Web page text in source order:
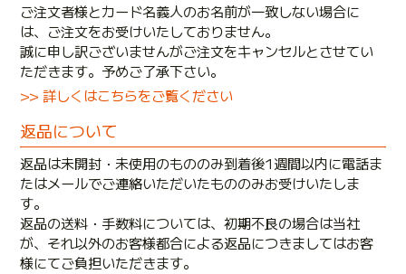
ご注文者様とカード名義人のお名前が一致しない場合に
は、ご注文をお受けいたしておりません。
誠に申し訳ございませんがご注文をキャンセルとさせてい
ただきます。予めご了承下さい。
>> 詳しくはこちらをご覧ください
返品について
返品は未開封・未使用のもののみ到着後1週間以内に電話ま
たはメールでご連絡いただいたもののみお受けいたしま
す。
返品の送料・手数料については、初期不良の場合は当社
が、それ以外のお客様都合による返品につきましてはお客
様にてご負担いただきます。